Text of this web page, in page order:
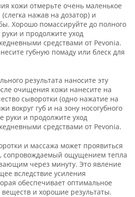
кожи отмерьте очень маленькое
нажав на дозатор) и
Хорошо помассируйте до полного
и продолжите уход
средствами от Pevonia.
губную помаду или блеск для
результата наносите эту
очищения кожи нанесите на
сыворотки (одно нажатие на
вокруг губ и на зону носогубного
руки и продолжите уход
средствами от Pevonia.
и массажа может проявиться
сопровождаемый ощущением тепла
через минуту. Это явление
вследствие усиления
обеспечивает оптимальное
и хорошие результаты.